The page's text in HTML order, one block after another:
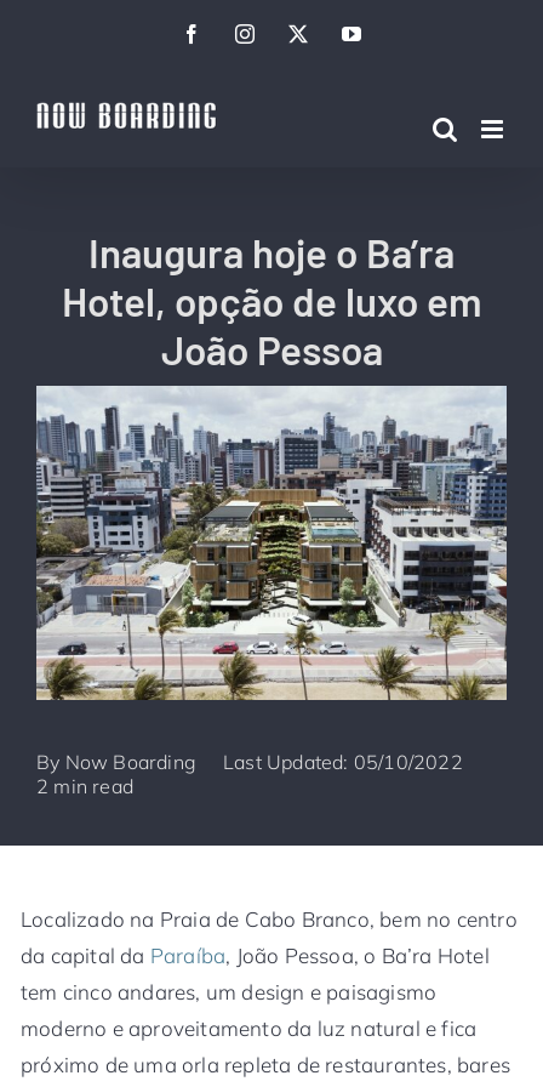
conteúdo
FacebookInstagramTwitterYouTube
Inaugura hoje o Ba’ra
Hotel, opção de luxo em
João Pessoa
By Now Boarding
Last Updated: 05/10/2022
2 min read
Localizado na Praia de Cabo Branco, bem no centro
da capital da Paraíba, João Pessoa, o Ba’ra Hotel
tem cinco andares, um design e paisagismo
moderno e aproveitamento da luz natural e fica
próximo de uma orla repleta de restaurantes, bares